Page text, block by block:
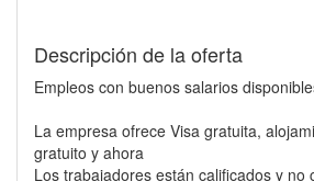
Descripción de la oferta
Empleos con buenos salarios
La empresa ofrece Visa gratuita,
gratuito y ahora
Los trabajadores están calificados y no